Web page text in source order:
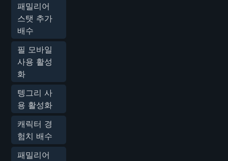
패밀리어
스탯 추가
배수
필 모바일
사용 활성
화
텡그리 사
용 활성화
캐릭터 경
험치 배수
패밀리어